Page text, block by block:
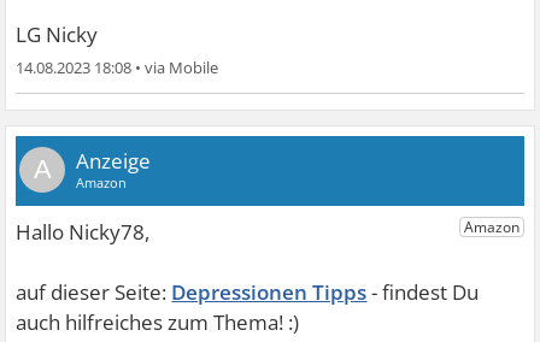
LG Nicky
14.08.2023 18:08 •
A
Depressionen Tipps